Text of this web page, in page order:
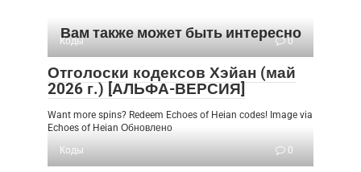
Вам также может быть интересно
Коды 0
Отголоски кодексов Хэйан (май
2026 г.) [АЛЬФА-ВЕРСИЯ]
Want more spins? Redeem Echoes of Heian codes! Image via
Echoes of Heian Обновлено
Коды
0